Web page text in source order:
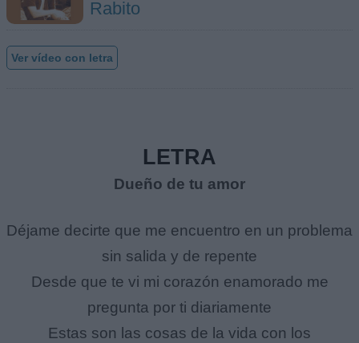
Rabito
Ver vídeo con letra
LETRA
Dueño de tu amor
Déjame decirte que me encuentro en un problema
sin salida y de repente
Desde que te vi mi corazón enamorado me
pregunta por ti diariamente
Estas son las cosas de la vida con los